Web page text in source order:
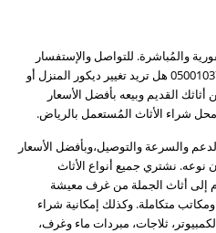
والمُباشرة. للتواصل والإستفسار
يرجى التواصل على الرقم التالي: 0500103738 هل تريد تغيير ديكور المنزل أو
القديم وبيعه بأفضل الأسعار
شراء الأثاث المُستعمل بالرياض.
والسرعة والتوصيل،وبأفضل الأسعار
نوعه. نشتري جميع أنواع الأثاث
إلى أثاث الجملة من غرف معيشة
متكاملة. وكذلك إمكانية شراء
ثلاجات، مبردات ماء وغرف،